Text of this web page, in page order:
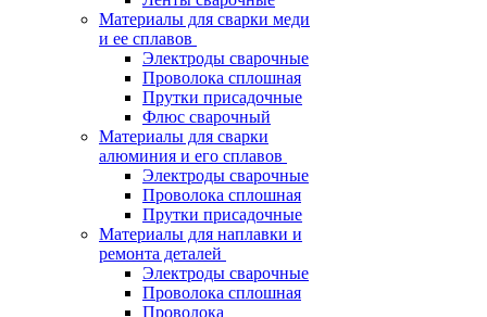
Материалы для сварки меди
и ее сплавов
Электроды сварочные
Проволока сплошная
Прутки присадочные
Флюс сварочный
Материалы для сварки
алюминия и его сплавов
Электроды сварочные
Проволока сплошная
Прутки присадочные
Материалы для наплавки и
ремонта деталей
Электроды сварочные
Проволока сплошная
Проволока